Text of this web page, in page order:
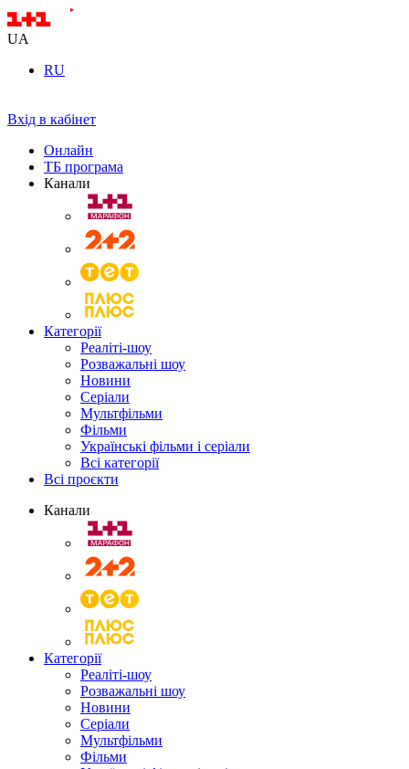
UA
RU
Вхід в кабінет
Онлайн
ТБ програма
Канали
Категорії
Реаліті-шоу
Розважальні шоу
Новини
Серіали
Мультфільми
Фільми
Українські фільми і серіали
Всі категорії
Всі проєкти
Канали
Категорії
Реаліті-шоу
Розважальні шоу
Новини
Серіали
Мультфільми
Фільми